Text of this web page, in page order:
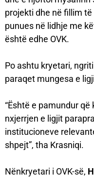
projekti dhe në fillim
punues në lidhje me
është edhe OVK.
Po ashtu kryetari,
paraqet mungesa e
“Është e pamundur
nxjerrjen e ligjit
institucioneve
shpejt”, tha Krasniqi.
Nënkryetari i OVK-së,